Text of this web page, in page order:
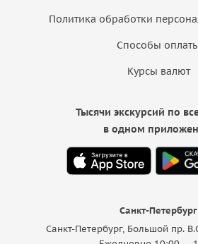
Политика обработки
Способы
Курсы валют
Санкт-Петербург
Санкт-Петербург, Большой пр.
Тысячи экскурсий по
в одном